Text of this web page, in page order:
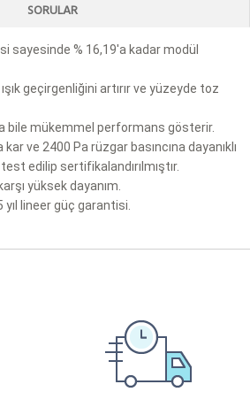
SORULAR
sayesinde % 16,19'a kadar modül
geçirgenliğini artırır ve yüzeyde toz
bile mükemmel performans gösterir.
ve 2400 Pa rüzgar basıncına dayanıklı
edilip sertifikalandırılmıştır.
yüksek dayanım.
yıl lineer güç garantisi.